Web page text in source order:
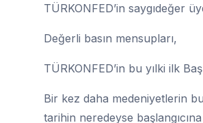
TÜRKONFED’in saygıdeğer
Değerli basın mensupları,
TÜRKONFED’in bu yılki ilk
Bir kez daha medeniyetlerin
tarihin neredeyse